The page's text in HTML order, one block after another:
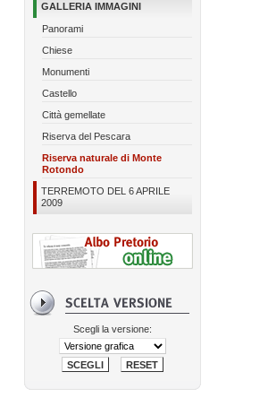
GALLERIA IMMAGINI
Panorami
Chiese
Monumenti
Castello
Città gemellate
Riserva del Pescara
Riserva naturale di Monte
Rotondo
TERREMOTO DEL 6 APRILE
2009
Scegli la versione: